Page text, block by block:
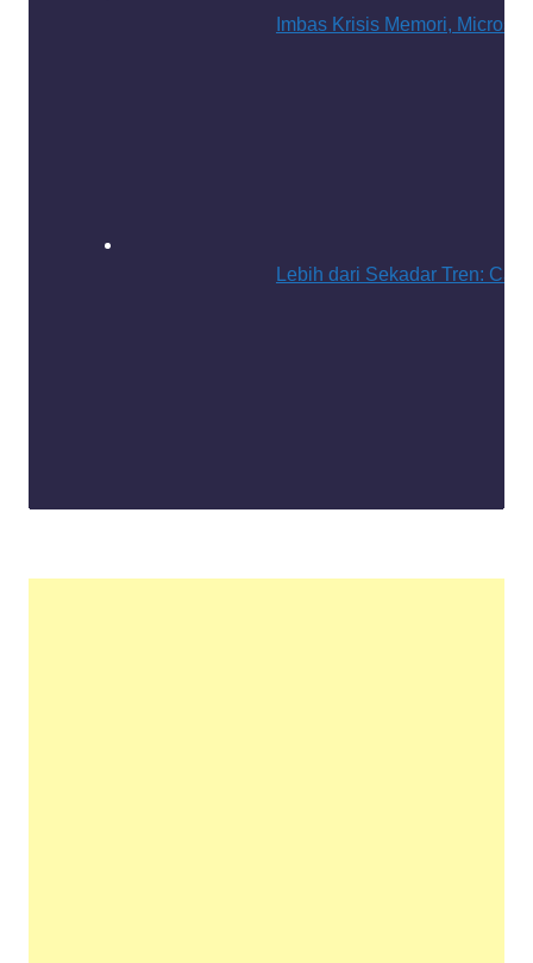
Imbas Krisis Memori,
Lebih dari Sekadar Tren: